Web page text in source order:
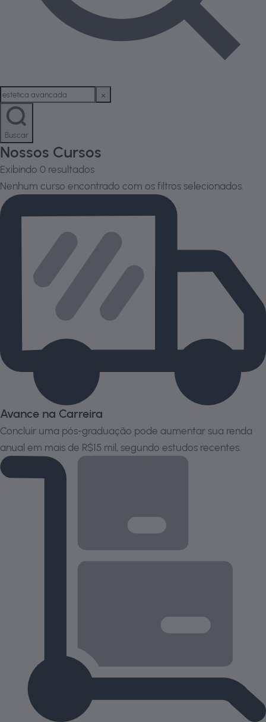
Buscar
Nossos Cursos
Exibindo 0 resultados
Nenhum curso encontrado com os filtros selecionados.
Avance na Carreira
Concluir uma pós-graduação pode aumentar sua renda
anual em mais de R$15 mil, segundo estudos recentes.